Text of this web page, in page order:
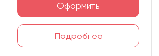
Оформить
Подробнее